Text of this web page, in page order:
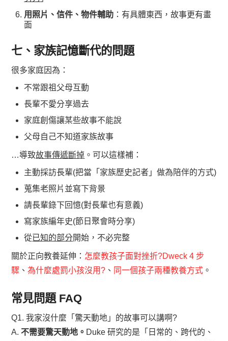
用照片、信件、物件輔助 ：有具體東西，故事更有畫
面
七、家族記憶斷代的問題
很多家庭因為：
不常跟祖父母互動
長輩不愛分享過去
家庭創傷讓某些故事不能說
父母自己不知道家族故事
…導致故事傳遞斷掉 。可以這樣補：
主動採訪長輩(把當「家族歷史記者」做為陪伴的方式)
蒐集老照片並寫下背景
請長輩錄下回憶(對長輩也有意義)
寫家族編年史(節日聚會時分享)
從已知的部分開始，不必完整
關於正向教養延伸： 怎麼教孩子面對挫折?Dweck 4 步
驟 、為什麼處罰小孩沒用? 、 同一個孩子兩種教養方式 。
常見問題 FAQ
Q1. 我家沒什麼「驚天動地」的故事可以講啊?
A.不需要驚天動地。 Duke 研究的是「日常的、跨代的、